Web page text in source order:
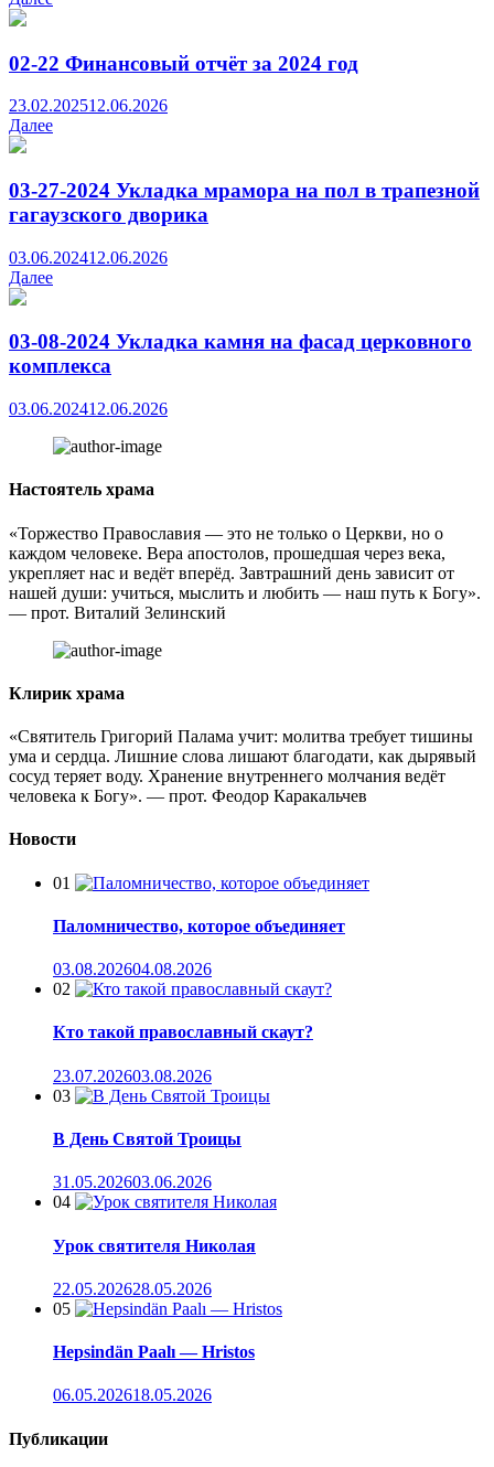
02-22 Финансовый отчёт за 2024 год
23.02.202512.06.2026
Далее
03-27-2024 Укладка мрамора на пол в трапезной
гагаузского дворика
03.06.202412.06.2026
Далее
03-08-2024 Укладка камня на фасад церковного
комплекса
03.06.202412.06.2026
Настоятель храма
«Торжество Православия — это не только о Церкви, но о
каждом человеке. Вера апостолов, прошедшая через века,
укрепляет нас и ведёт вперёд. Завтрашний день зависит от
нашей души: учиться, мыслить и любить — наш путь к Богу».
— прот. Виталий Зелинский
Клирик храма
«Святитель Григорий Палама учит: молитва требует тишины
ума и сердца. Лишние слова лишают благодати, как дырявый
сосуд теряет воду. Хранение внутреннего молчания ведёт
человека к Богу». — прот. Феодор Каракальчев
Новости
01
Паломничество, которое объединяет
03.08.202604.08.2026
02
Кто такой православный скаут?
23.07.202603.08.2026
03
В День Святой Троицы
31.05.202603.06.2026
04
Урок святителя Николая
22.05.202628.05.2026
05
Hepsindän Paalı — Hristos
06.05.202618.05.2026
Публикации